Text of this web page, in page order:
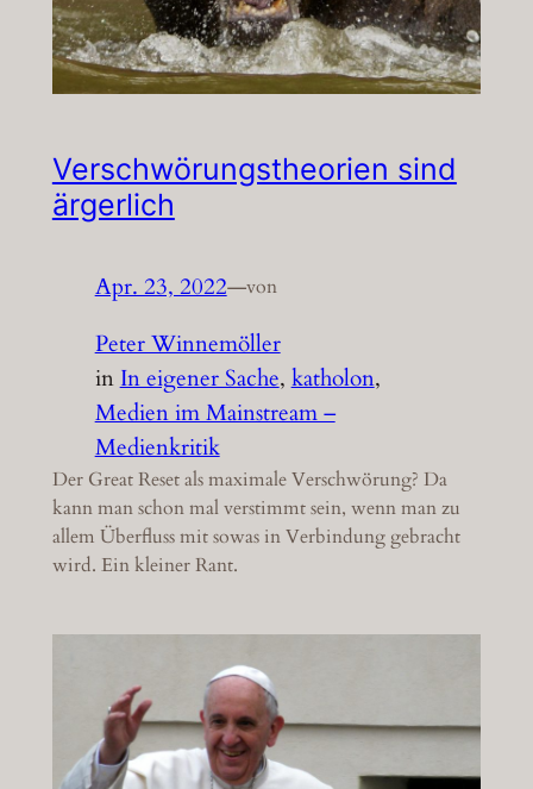
Verschwörungstheorien sind
ärgerlich
Apr. 23, 2022—von
Peter Winnemöller
in In eigener Sache, katholon
Medien im Mainstream –
Medienkritik
Der Great Reset als maximale Verschwörung? Da
kann man schon mal verstimmt sein, wenn man zu
allem Überfluss mit sowas in Verbindung gebracht
wird. Ein kleiner Rant.